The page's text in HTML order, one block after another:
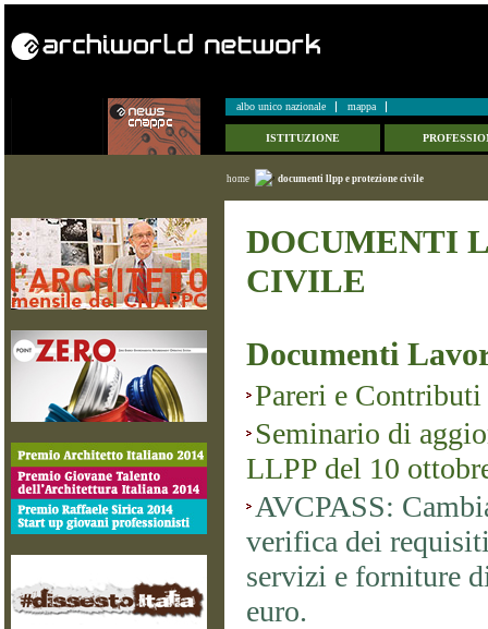
albo unico nazionale mappa
ISTITUZIONE
home documenti llpp e protezione civile
DOCUMENTI
CIVILE
Documenti
Pareri e Contributi
Seminario di
LLPP del 10
AVCPASS:
verifica dei
servizi e forniture
euro.